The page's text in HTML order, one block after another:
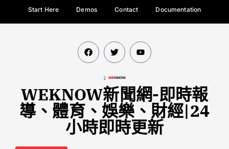
Start Here Demos Contact Documentation
WEKNOW新聞網-即時報
導、體育、娛樂、財經|24
小時即時更新